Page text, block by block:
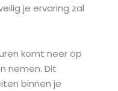
je ervaring zal
komt neer op
nemen. Dit
binnen je